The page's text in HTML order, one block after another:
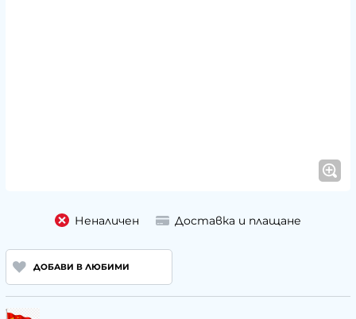
Неналичен Доставка и плащане
ДОБАВИ В ЛЮБИМИ